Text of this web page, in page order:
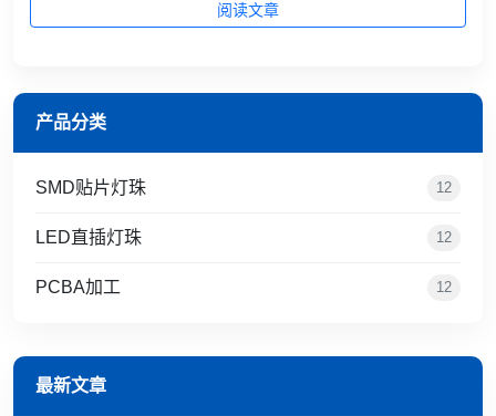
阅读文章
产品分类
SMD贴片灯珠 12
LED直插灯珠 12
PCBA加工 12
最新文章